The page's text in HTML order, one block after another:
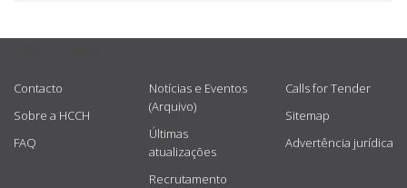
Contacto
Sobre a HCCH
FAQ
Notícias e Eventos
(Arquivo)
Últimas
atualizações
Recrutamento
Calls for Tender
Sitemap
Advertência jurídica